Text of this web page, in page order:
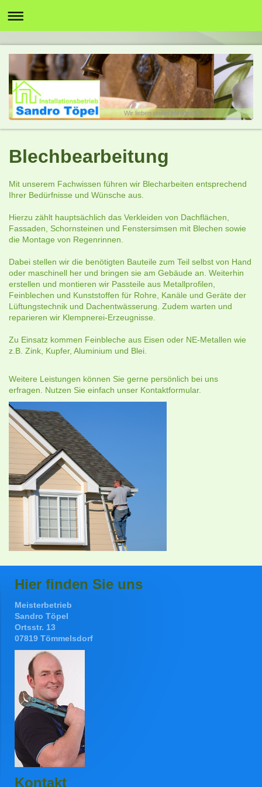
Wir lieben unser Handwerk.
Blechbearbeitung
Mit unserem Fachwissen führen wir Blecharbeiten entsprechend
Ihrer Bedürfnisse und Wünsche aus.
Hierzu zählt hauptsächlich das Verkleiden von Dachflächen,
Fassaden, Schornsteinen und Fenstersimsen mit Blechen sowie
die Montage von Regenrinnen.
Dabei stellen wir die benötigten Bauteile zum Teil selbst von Hand
oder maschinell her und bringen sie am Gebäude an. Weiterhin
erstellen und montieren wir Passteile aus Metallprofilen,
Feinblechen und Kunststoffen für Rohre, Kanäle und Geräte der
Lüftungstechnik und Dachentwässerung. Zudem warten und
reparieren wir Klempnerei-Erzeugnisse.
Zu Einsatz kommen Feinbleche aus Eisen oder NE-Metallen wie
z.B. Zink, Kupfer, Aluminium und Blei.
Weitere Leistungen können Sie gerne persönlich bei uns
erfragen. Nutzen Sie einfach unser Kontaktformular.
Hier finden Sie uns
Meisterbetrieb
Sandro Töpel
Ortsstr. 13
07819 Tömmelsdorf
Kontakt